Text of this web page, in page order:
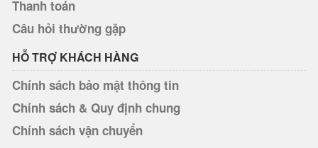
Thanh toán
Câu hỏi thường gặp
HỖ TRỢ KHÁCH HÀNG
Chính sách bảo mật thông tin
Chính sách & Quy định chung
Chính sách vận chuyển